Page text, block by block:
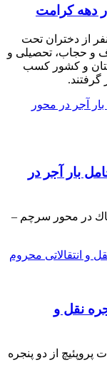
مدیرکل کمیته امداد استان اردبیل گفت: ۱۰۰ نفر از دختران تحت
و حجاب، تحصیلی و
و کشور کسب
گرفتند.
حامل بار آجر در
استان از كشف 304 كيلو ترياك در محور سرچم –
آبی‌ها/ استقلال از ۲ پنجره نقل و
از دو پنجره